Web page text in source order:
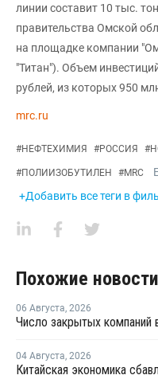
линии составит 10 тыс.
правительства Омской
на площадке компании
"Титан"). Объем
рублей, из которых 950
mrc.ru
#НЕФТЕХИМИЯ #РОССИЯ #
#ПОЛИИЗОБУТИЛЕН #MRC
+Добавить все теги в
Похожие новости
06 Августа, 2026
04 Августа, 2026
Китайская экономика